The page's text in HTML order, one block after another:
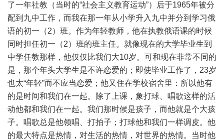
了一年社教（当时的“社会主义教育运动”）后于1965年被分
配到九中工作，而我在那一年从小学升入九中并分到学习俄
语的初一（2）班。作为年轻教师，他在执教俄语课的时候
同时担任初一（2）班的班主任。就像现在的大学毕业生到
中学任教那样，他仅仅比我们大10岁。可和现在非常不同的
是，那个年头大学生是不许恋爱的；即使毕业工作了，23岁
也太“年轻”而不应当恋爱；他又住在学校宿舍里：所以他有
的是时间和我们在一起。除了上课，象打球、唱歌这样的活
动他都和我们在一起。我们那时候是孩子，而他就是个大孩
子。唱歌总是他领唱、打拍子；打球他和我们一样调皮。他
的最大特点是热情，对生活的热情，对世界的热情。当时他